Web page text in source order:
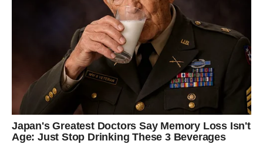
Ono što je najzanimljivije jeste da ćete vrlo brzo osjetiti
kako između vas i te osobe postoji posebna povezanost.
Ovo je početak priče koja ima potencijal da traje.